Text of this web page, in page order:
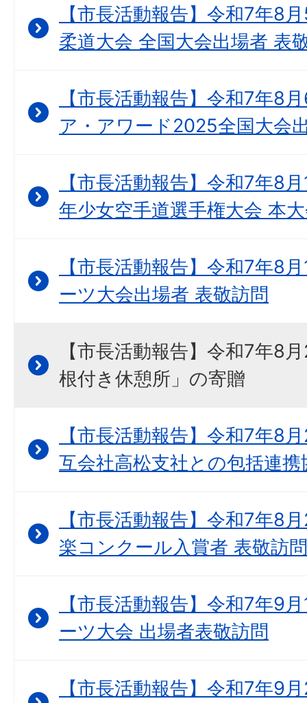
【市長活動報告】令和7年8
柔道大会 全国大会出場者 表
【市長活動報告】令和7年8
ア・アワード2025全国大会
【市長活動報告】令和7年8
年少女空手道選手権大会 本
【市長活動報告】令和7年8
ーツ大会出場者 表敬訪問
【市長活動報告】令和7年8
根付き休憩所」の寄贈
【市長活動報告】令和7年8
互会社高松支社との包括連携
【市長活動報告】令和7年8
楽コンクール入賞者 表敬訪問
【市長活動報告】令和7年9
ーツ大会 出場者表敬訪問
【市長活動報告】令和7年9